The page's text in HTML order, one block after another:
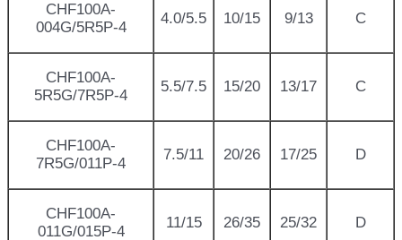
CHF100A-
004G/5R5P-4
4.0/5.5 10/15 9/13 C
CHF100A-
5R5G/7R5P-4
5.5/7.5 15/20 13/17 C
CHF100A-
7R5G/011P-4
7.5/11 20/26 17/25 D
CHF100A-
011G/015P-4
11/15 26/35 25/32 D